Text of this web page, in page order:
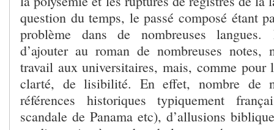
question du temps, le passé composé étant
problème dans de nombreuses
d’ajouter au roman de nombreuses notes,
travail aux universitaires, mais, comme pour
clarté, de lisibilité. En effet, nombre de
références historiques typiquement
scandale de Panama etc), d’allusions